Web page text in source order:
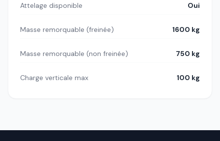
Attelage disponible Oui
Masse remorquable (freinée) 1600 kg
Masse remorquable (non freinée) 750 kg
Charge verticale max 100 kg